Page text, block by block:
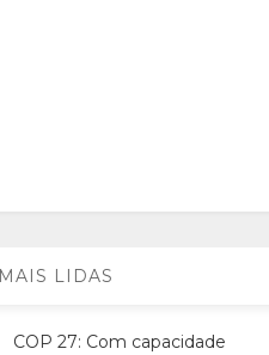
MAIS LIDAS
COP 27: Com capacidade